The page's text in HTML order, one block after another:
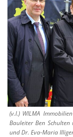
(v.l.) WILMA
Bauleiter Ben Schulten
und Dr. Eva-Maria